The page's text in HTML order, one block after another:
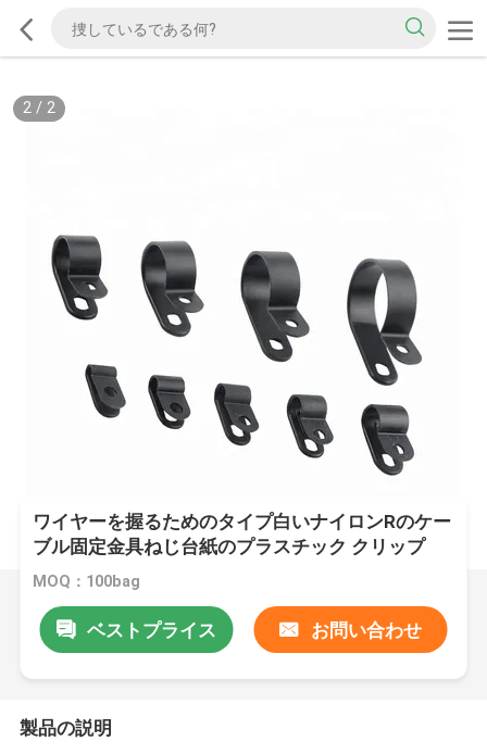
2/ 2
ワイヤーを握るためのタイプ白いナイロンRのケー
ブル固定金具ねじ台紙のプラスチック クリップ
MOQ：100bag
ベストプライス お問い合わせ
製品の説明